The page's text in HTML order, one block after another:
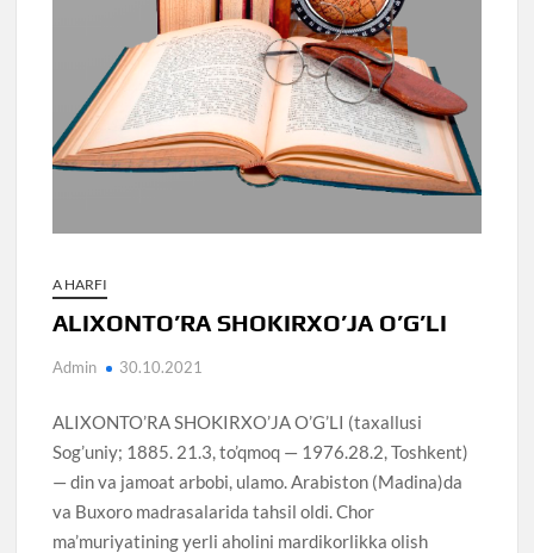
A HARFI
ALIXONTO’RA SHOKIRXO’JA O’G’LI
Admin 30.10.2021
ALIXONTO’RA SHOKIRXO’JA O’G’LI (taxallusi
Sog’uniy; 1885. 21.3, to’qmoq — 1976.28.2, Toshkent)
— din va jamoat arbobi, ulamo. Arabiston (Madina)da
va Buxoro madrasalarida tahsil oldi. Chor
ma’muriyatining yerli aholini mardikorlikka olish